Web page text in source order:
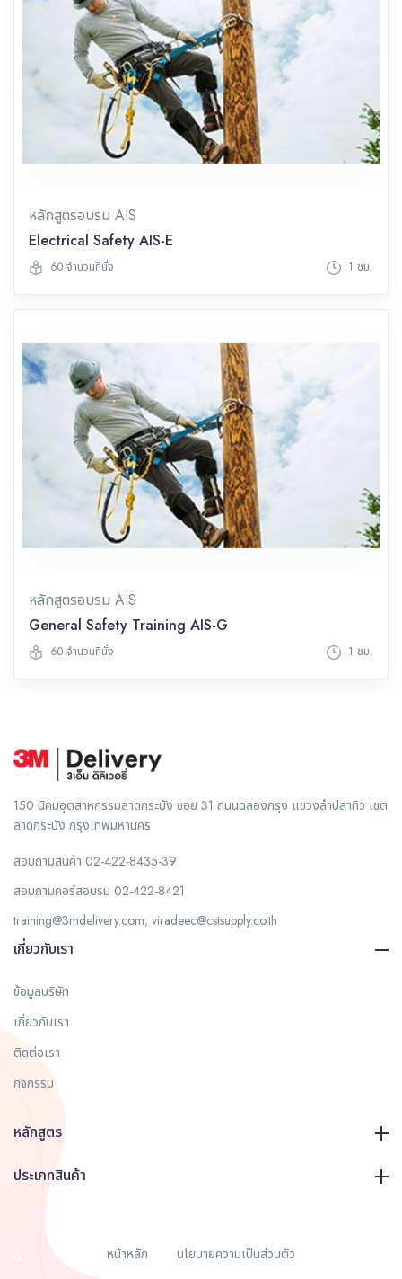
หลักสูตรอบรม AIS
Electrical Safety AIS-E
60 จำนวนที่นั่ง 1 ชม.
หลักสูตรอบรม AIS
General Safety Training AIS-G
60 จำนวนที่นั่ง 1 ชม.
150 นิคมอุตสาหกรรมลาดกระบัง ซอย 31 ถนนฉลองกรุง แขวงลำปลาทิว เขต
ลาดกระบัง กรุงเทพมหานคร
สอบถามสินค้า 02-422-8435-39
สอบถามคอร์สอบรม 02-422-8421
training@3mdelivery.com; viradeec@cstsupply.co.th
เกี่ยวกับเรา
ข้อมูลบริษัท
เกี่ยวกับเรา
ติดต่อเรา
กิจกรรม
หลักสูตร
ประเภทสินค้า
หน้าหลัก
นโยบายความเป็นส่วนตัว